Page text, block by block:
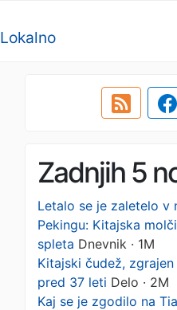
Lokalno
Zadnjih 5
Letalo se je zaletelo v
Pekingu: Kitajska
spleta Dnevnik · 1M
Kitajski čudež,
pred 37 leti Delo · 2M
Kaj se je zgodilo na